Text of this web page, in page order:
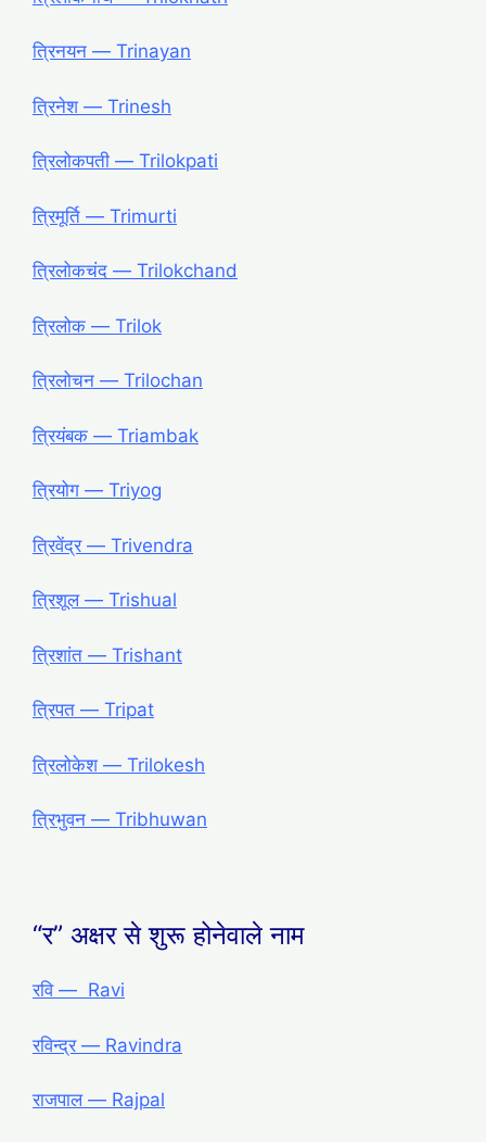
त्रिनयन ― Trinayan
त्रिनेश ― Trinesh
त्रिलोकपती ― Trilokpati
त्रिमूर्ति ― Trimurti
त्रिलोकचंद ― Trilokchand
त्रिलोक ― Trilok
त्रिलोचन ― Trilochan
त्रियंबक ― Triambak
त्रियोग ― Triyog
त्रिवेंद्र ― Trivendra
त्रिशूल ― Trishual
त्रिशांत ― Trishant
त्रिपत ― Tripat
त्रिलोकेश ― Trilokesh
त्रिभुवन ― Tribhuwan
“र” अक्षर से शुरू होनेवाले नाम
रवि ― Ravi
रविन्द्र ― Ravindra
राजपाल ― Rajpal